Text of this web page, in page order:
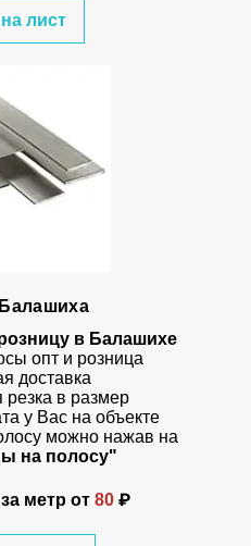
лист
в Балашихе
опт и розница
доставка
резка в размер
у Вас на объекте
можно нажав на
на полосу"
метр от 80 ₽